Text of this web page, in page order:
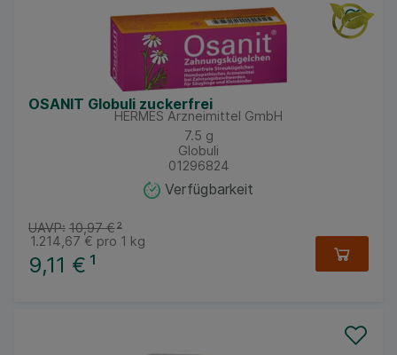
OSANIT Globuli zuckerfrei
HERMES Arzneimittel GmbH
7.5 g
Globuli
01296824
Verfügbarkeit
9,11 € ¹
UAVP: 10,97 €²
1.214,67 € pro 1 kg